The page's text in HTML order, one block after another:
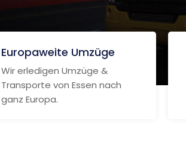
Europaweite Umzüge
Wir erledigen Umzüge &
Transporte von Essen nach
ganz Europa.